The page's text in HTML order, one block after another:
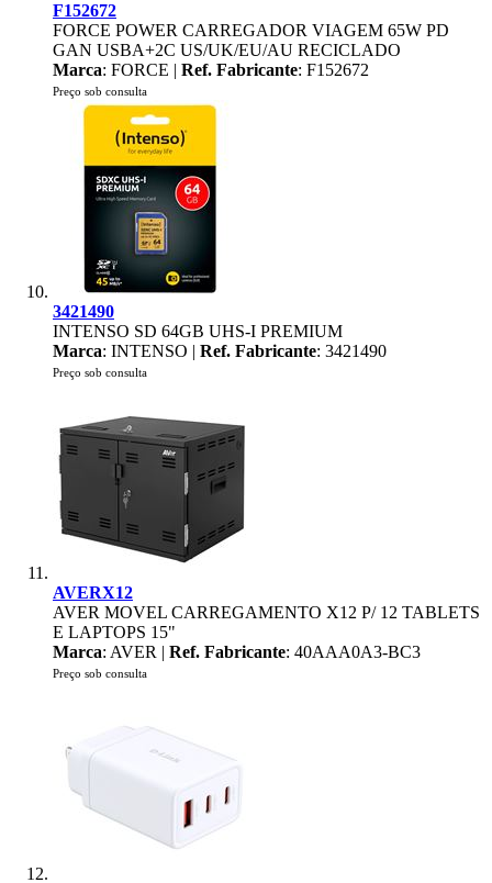
F152672
FORCE POWER CARREGADOR VIAGEM 65W PD
GAN USBA+2C US/UK/EU/AU RECICLADO
Marca: FORCE | Ref. Fabricante: F152672
Preço sob consulta
3421490
INTENSO SD 64GB UHS-I PREMIUM
Marca: INTENSO | Ref. Fabricante: 3421490
Preço sob consulta
AVERX12
AVER MOVEL CARREGAMENTO X12 P/ 12 TABLETS
E LAPTOPS 15"
Marca: AVER | Ref. Fabricante: 40AAA0A3-BC3
Preço sob consulta